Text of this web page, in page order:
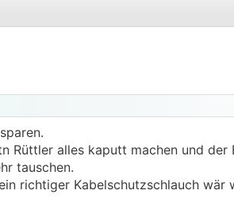
Rüttler alles kaputt machen und der
tauschen.
richtiger Kabelschutzschlauch wär